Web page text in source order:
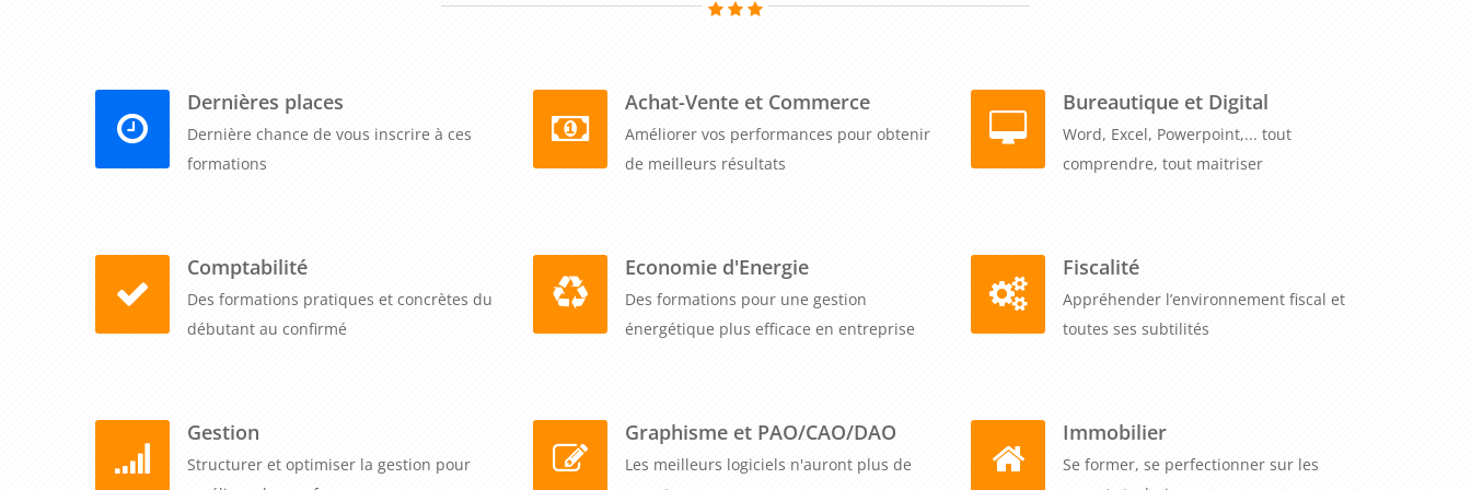
Dernières places
Dernière chance de vous inscrire à ces
formations
Achat-Vente et Commerce
Améliorer vos performances pour obtenir
de meilleurs résultats
Bureautique et Digital
Word, Excel, Powerpoint,... tout
comprendre, tout maitriser
Comptabilité
Des formations pratiques et concrètes du
débutant au confirmé
Economie d'Energie
Des formations pour une gestion
énergétique plus efficace en entreprise
Fiscalité
Appréhender l’environnement fiscal et
toutes ses subtilités
Gestion
Structurer et optimiser la gestion pour
Graphisme et PAO/CAO/DAO
Les meilleurs logiciels n'auront plus de
Immobilier
Se former, se perfectionner sur les